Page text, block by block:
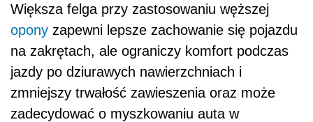
Większa felga przy zastosowaniu węższej
opony zapewni lepsze zachowanie się pojazdu
na zakrętach, ale ograniczy komfort podczas
jazdy po dziurawych nawierzchniach i
zmniejszy trwałość zawieszenia oraz może
zadecydować o myszkowaniu auta w